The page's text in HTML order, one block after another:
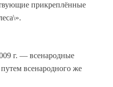
прикреплённые
г. — всенародные
всенародного же